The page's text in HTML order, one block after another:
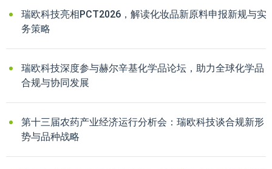
瑞欧科技亮相PCT2026，解读化妆品新原料申报新规与实
务策略
瑞欧科技深度参与赫尔辛基化学品论坛，助力全球化学品
合规与协同发展
第十三届农药产业经济运行分析会：瑞欧科技谈合规新形
势与品种战略